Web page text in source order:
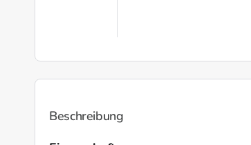
Beschreibung